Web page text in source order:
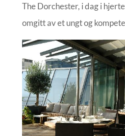
The Dorchester, i dag i
omgitt av et ungt og